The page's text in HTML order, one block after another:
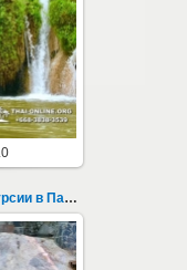
Квай,
Яй,
деревня...
Река Квай на 3 дня фото экскурсии в Паттайе 34